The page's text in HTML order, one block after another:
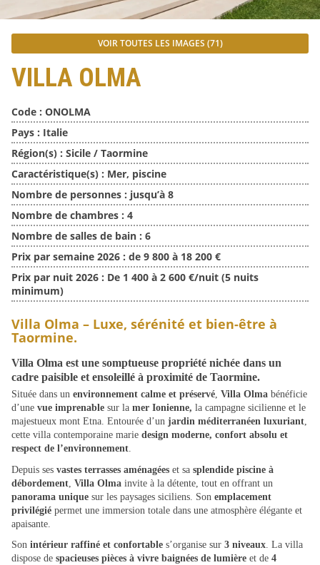
VOIR TOUTES LES IMAGES (71)
VILLA OLMA
Code : ONOLMA
Pays : Italie
Région(s) : Sicile / Taormine
Caractéristique(s) : Mer, piscine
Nombre de personnes : jusqu’à 8
Nombre de chambres : 4
Nombre de salles de bain : 6
Prix par semaine 2026 : de 9 800 à 18 200 €
Prix par nuit 2026 : De 1 400 à 2 600 €/nuit (5 nuits
minimum)
Villa Olma – Luxe, sérénité et bien-être à
Taormine.
Villa Olma est une somptueuse propriété nichée dans un
cadre paisible et ensoleillé à proximité de Taormine.
Située dans un environnement calme et préservé, Villa Olma bénéficie
d’une vue imprenable sur la mer Ionienne, la campagne sicilienne et le
majestueux mont Etna. Entourée d’un jardin méditerranéen luxuriant,
cette villa contemporaine marie design moderne, confort absolu et
respect de l’environnement.
Depuis ses vastes terrasses aménagées et sa splendide piscine à
débordement Villa Olma invite à la détente, tout en offrant un
panorama unique sur les paysages siciliens. Son emplacement
privilégié permet une immersion totale dans une atmosphère élégante et
apaisante.
Son intérieur raffiné et confortable s’organise sur 3 niveaux. La villa
dispose de spacieuses pièces à vivre baignées de lumière et de 4